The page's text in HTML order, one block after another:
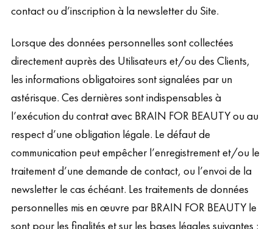
contact ou d’inscription à la newsletter du Site.
Lorsque des données personnelles sont collectées
directement auprès des Utilisateurs et/ou des Clients,
les informations obligatoires sont signalées par un
astérisque. Ces dernières sont indispensables à
l’exécution du contrat avec BRAIN FOR BEAUTY ou au
respect d’une obligation légale. Le défaut de
communication peut empêcher l’enregistrement et/ou le
traitement d’une demande de contact, ou l’envoi de la
newsletter le cas échéant. Les traitements de données
personnelles mis en œuvre par BRAIN FOR BEAUTY le
sont pour les finalités et sur les bases légales suivantes :